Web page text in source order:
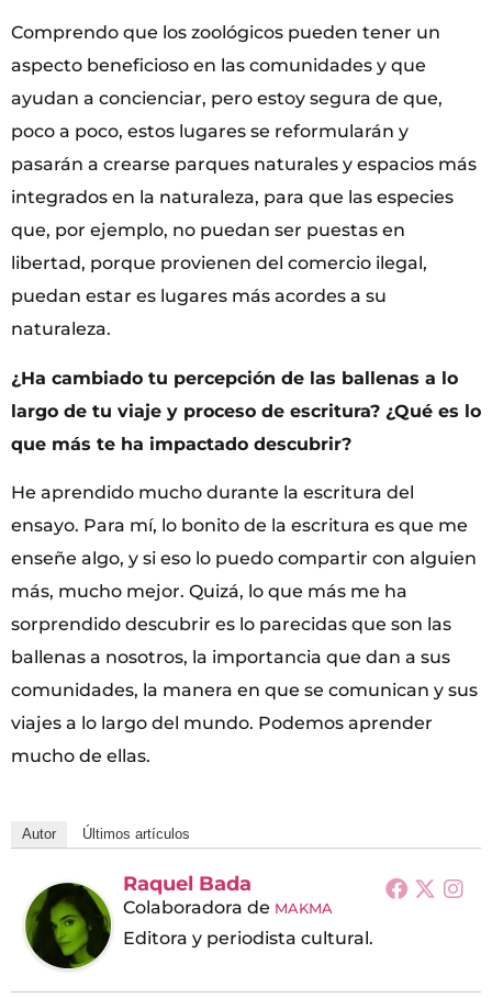
Comprendo que los zoológicos pueden tener un
aspecto beneficioso en las comunidades y que
ayudan a concienciar, pero estoy segura de que,
poco a poco, estos lugares se reformularán y
pasarán a crearse parques naturales y espacios más
integrados en la naturaleza, para que las especies
que, por ejemplo, no puedan ser puestas en
libertad, porque provienen del comercio ilegal,
puedan estar es lugares más acordes a su
naturaleza.
¿Ha cambiado tu percepción de las ballenas a lo
largo de tu viaje y proceso de escritura? ¿Qué es lo
que más te ha impactado descubrir?
He aprendido mucho durante la escritura del
ensayo. Para mí, lo bonito de la escritura es que me
enseñe algo, y si eso lo puedo compartir con alguien
más, mucho mejor. Quizá, lo que más me ha
sorprendido descubrir es lo parecidas que son las
ballenas a nosotros, la importancia que dan a sus
comunidades, la manera en que se comunican y sus
viajes a lo largo del mundo. Podemos aprender
mucho de ellas.
Autor Últimos artículos
Raquel Bada
Colaboradora de MAKMA
Editora y periodista cultural.